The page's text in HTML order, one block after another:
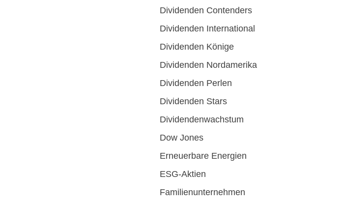
Dividenden Contenders
Dividenden International
Dividenden Könige
Dividenden Nordamerika
Dividenden Perlen
Dividenden Stars
Dividendenwachstum
Dow Jones
Erneuerbare Energien
ESG-Aktien
Familienunternehmen